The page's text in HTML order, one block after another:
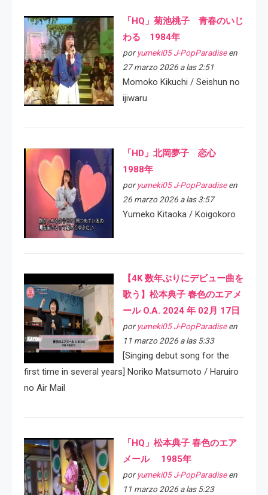
「HQ」菊池桃子 青春のいじ
わる 1984年
por yumeki05 J-PopParadiseen
27 marzo 2026 a las 2:51
Momoko Kikuchi / Seishun no
ijiwaru
「HD」北岡夢子 恋心
1988年
por yumeki05 J-PopParadiseen
26 marzo 2026 a las 3:57
Yumeko Kitaoka / Koigokoro
【4K 数年ぶりにデビュー曲を
歌う】松本典子 春色のエアメ
ール O.A. 2024 年 02月 17日
por yumeki05 J-PopParadiseen
11 marzo 2026 a las 5:33
[Singing debut song for the
first time in several years] Noriko Matsumoto / Haruiro
no Air Mail
「HQ」松本典子 春色のエア
メール 1985年
por yumeki05 J-PopParadiseen
11 marzo 2026 a las 5:23